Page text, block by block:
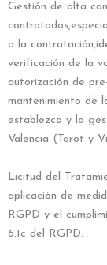
Gestión de alta
a la
verificación de la
autorización de
mantenimiento de
establezca y la
Valencia (Tarot y
Licitud del
aplicación de
RGPD y el
6.1c del RGPD.